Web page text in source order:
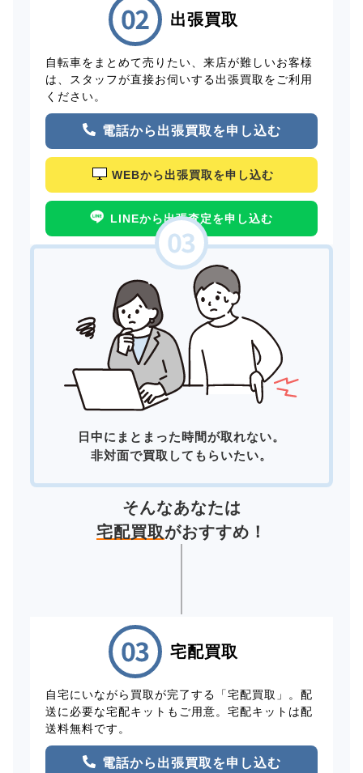
出張買取
自転車をまとめて売りたい、来店が難しいお客様
は、スタッフが直接お伺いする出張買取をご利用
ください。
電話から出張買取を申し込む
WEBから出張買取を申し込む
LINEから出張査定を申し込む
日中にまとまった時間が取れない。
非対面で買取してもらいたい。
そんなあなたは
宅配買取がおすすめ！
宅配買取
自宅にいながら買取が完了する「宅配買取」。配
送に必要な宅配キットもご用意。宅配キットは配
送料無料です。
電話から出張買取を申し込む